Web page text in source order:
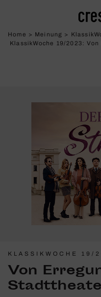
Home > Meinung >
KlassikWoche 19/2023:
KLASSIKWOCHE 19/
Von